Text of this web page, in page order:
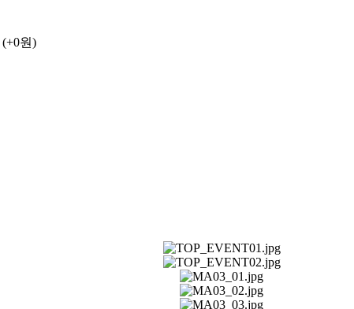
(+0원)